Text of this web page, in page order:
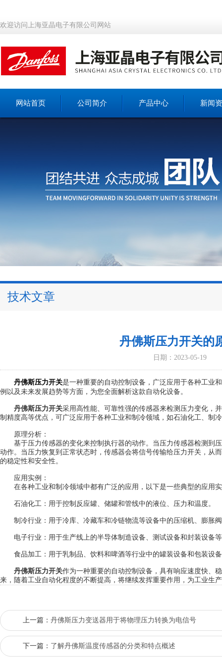
欢迎访问上海亚晶电子有限公司网站
网站首页 公司简介 产品中心 新闻
技术文章
丹佛斯压力开关的
日期：2023-05-19
丹佛斯压力开关是一种重要的自动控制设备，广泛应用于各种工业
例以及未来发展趋势等方面，为您全面解析这款自动化设备。
丹佛斯压力开关采用高性能、可靠性强的传感器来检测压力变化，
制精度高等优点，可广泛应用于各种工业和制冷领域，如石油化工、制
原理分析：
基于压力传感器的变化来控制执行器的动作。当压力传感器检测到
动作。当压力恢复到正常状态时，传感器会将信号传输给压力开关，从
的稳定性和安全性。
应用实例：
在各种工业和制冷领域中都有广泛的应用，以下是一些典型的应用
石油化工：用于控制反应罐、储罐和管线中的液位、压力和温度。
制冷行业：用于冷库、冷藏车和冷链物流等设备中的压缩机、膨胀
电子行业：用于生产线上的半导体制造设备、测试设备和封装设备
食品加工：用于乳制品、饮料和啤酒等行业中的罐装设备和包装设
丹佛斯压力开关作为一种重要的自动控制设备，具有响应速度快、
来，随着工业自动化程度的不断提高，将继续发挥重要作用，为工业生
上一篇： 丹佛斯压力变送器用于将物理压力转换为电信号
下一篇： 了解丹佛斯温度传感器的分类和特点概述